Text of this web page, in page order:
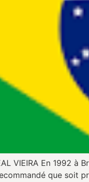
VIEIRA En 1992 à
que soit